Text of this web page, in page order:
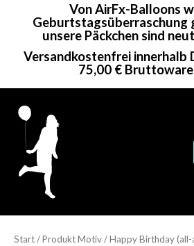
Von AirFx-Balloons
Geburtstagsüberraschung
unsere Päckchen sind
Versandkostenfrei innerhalb
75,00 €
Start/ Produkt Motiv / Happy Birthday (all-